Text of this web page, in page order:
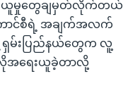
းယူမှုတွေချမှတ်လိုက်တယ်
ောင်စီရဲ့ အချက်အလက်
ရှမ်းပြည်နယ်တွေက လူ့
လိုအရေးယူခဲ့တာလို့